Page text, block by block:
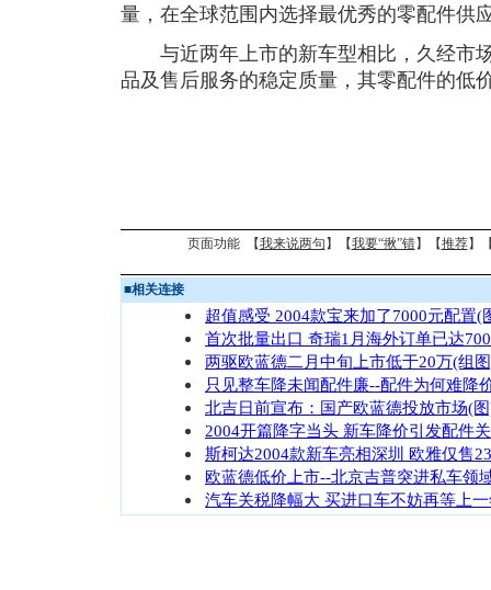
量，在全球范围内选择最优秀的零配件供
与近两年上市的新车型相比，久经市
品及售后服务的稳定质量，其零配件的低
页面功能 【我来说两句 】【我要“揪”错】【推荐】
■相关连接
超值感受 2004款宝来加了7000元配置(
首次批量出口 奇瑞1月海外订单已达
两驱欧蓝德二月中旬上市低于20万(组
只见整车降未闻配件廉--配件为何难降
北吉日前宣布：国产欧蓝德投放市场(
2004开篇降字当头 新车降价引发配件
斯柯达2004款新车亮相深圳 欧雅仅售
欧蓝德低价上市--北京吉普突进私车领
汽车关税降幅大 买进口车不妨再等上